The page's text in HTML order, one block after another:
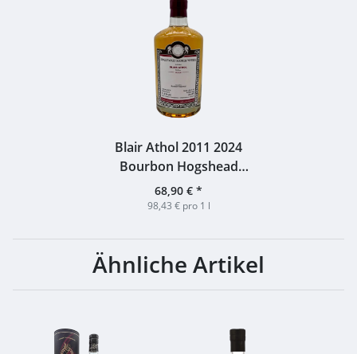
Blair Athol 2011 2024
Bourbon Hogshead
#24035 MoS 53,8% 0,7l
68,90 € *
98,43 € pro 1 l
Ähnliche Artikel